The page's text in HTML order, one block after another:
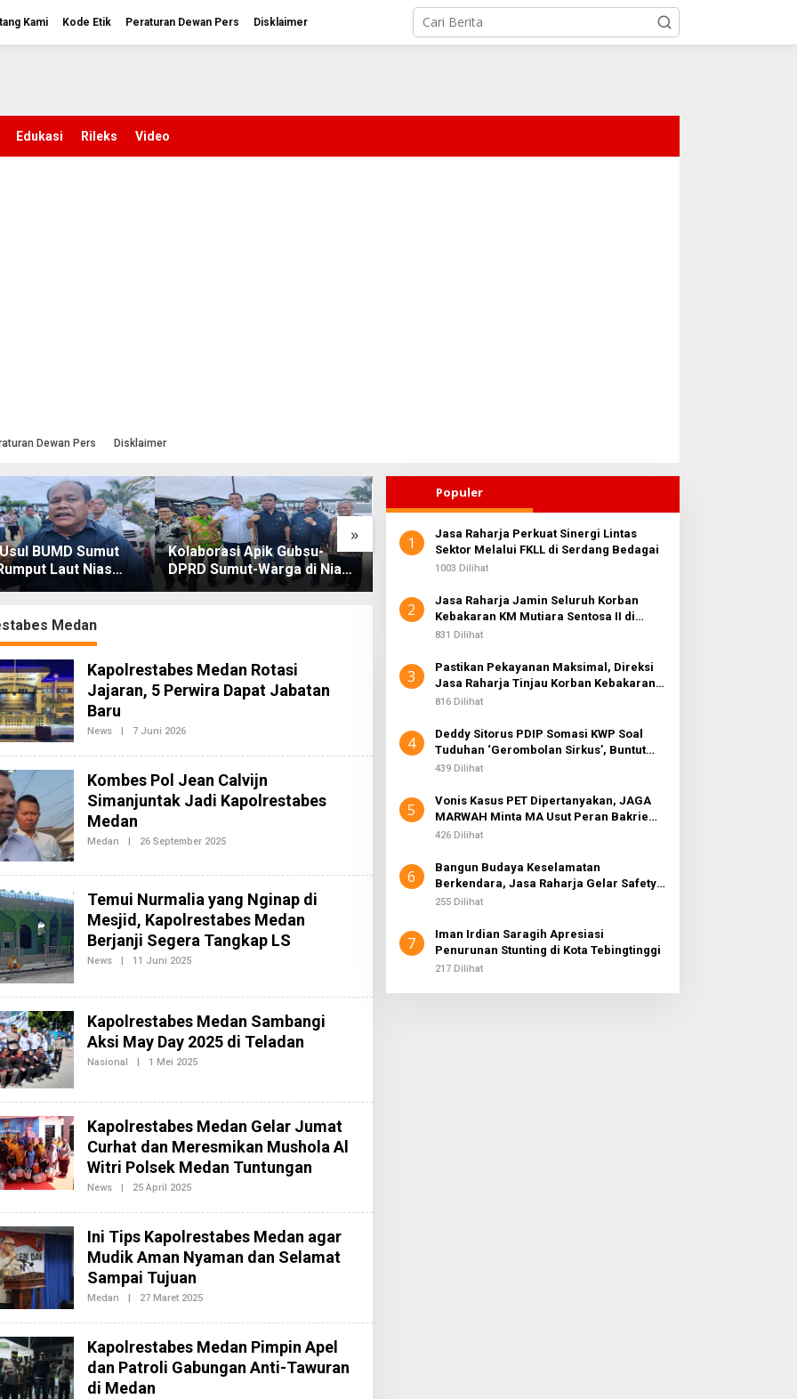
Kami Kode Etik Peraturan Dewan Pers Disklaimer
Edukasi Rileks Video
Dewan Pers Disklaimer
»
BUMD Sumut
Laut Nias
Hulu ke Hilir
Kolaborasi Apik Gubsu-
DPRD Sumut-Warga di Nias
Utara: Jalan Rusak Puluhan
Warga Kepulauan Nias Siap
Kawal Program Berkantor
Sosialisasi Wasbang di
Perjuangkan Ruang Bermain
Anak
Medan
Kapolrestabes Medan Rotasi
Jajaran, 5 Perwira Dapat Jabatan
Baru
News | 7 Juni 2026O
E
R
E
D
S
Kombes Pol Jean Calvijn
Simanjuntak Jadi Kapolrestabes
Medan
Medan 26 September 2025O
H
E
D
A
K
Temui Nurmalia yang Nginap di
Mesjid, Kapolrestabes Medan
Berjanji Segera Tangkap LS
News 11 Juni 2025O
H
E
D
A
K
Kapolrestabes Medan Sambangi
Aksi May Day 2025 di Teladan
Nasional 1 Mei 2025O
H
E
A
K
S
Kapolrestabes Medan Gelar Jumat
Curhat dan Meresmikan Mushola Al
Witri Polsek Medan Tuntungan
News | 25 April 2025O
E
R
E
D
A
K
S
2
Ini Tips Kapolrestabes Medan agar
Mudik Aman Nyaman dan Selamat
Sampai Tujuan
Medan | 27 Maret 2025O
E
R
D
Kapolrestabes Medan Pimpin Apel
dan Patroli Gabungan Anti-Tawuran
di Medan
Populer
1
Jasa Raharja Perkuat Sinergi Lintas
Sektor Melalui FKLL di Serdang Bedagai
1003 Dilihat
2
Jasa Raharja Jamin Seluruh Korban
Kebakaran KM Mutiara Sentosa II di
Perairan Sumenep
831 Dilihat
3
Pastikan Pekayanan Maksimal, Direksi
Jasa Raharja Tinjau Korban Kebakaran
KM Mutiara Sentosa II
816 Dilihat
4
Deddy Sitorus PDIP Somasi KWP Soal
Tuduhan ‘Gerombolan Sirkus’, Buntut
Rapat Komisi II Dipimpin Sufmi Dasco
439 Dilihat
5
Vonis Kasus PET Dipertanyakan, JAGA
MARWAH Minta MA Usut Peran Bakrie
Group
426 Dilihat
6
Bangun Budaya Keselamatan
Berkendara, Jasa Raharja Gelar Safety
Campaign di PT Pasifik Medan Industri
255 Dilihat
7
Iman Irdian Saragih Apresiasi
Penurunan Stunting di Kota Tebingtinggi
217 Dilihat